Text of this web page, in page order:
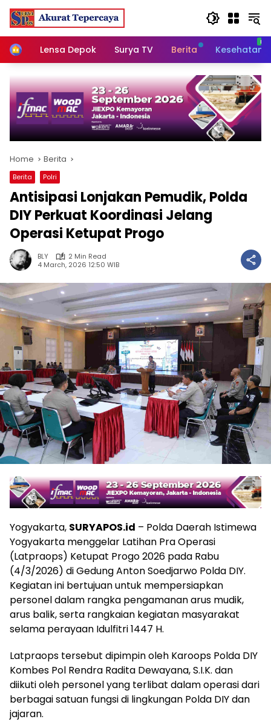
Skip
content
HomeLensa Depok Surya TV Berita Kesehatan
Home Berita
Berita Polri
Antisipasi Lonjakan Pemudik, Polda
DIY Perkuat Koordinasi Jelang
Operasi Ketupat Progo
BLY
2 Min Read
4 March, 2026 12:50 WIB
Yogyakarta, SURYAPOS.id – Polda Daerah Istimewa
Yogyakarta menggelar Latihan Pra Operasi
(Latpraops) Ketupat Progo 2026 pada Rabu
(4/3/2026) di Gedung Anton Soedjarwo Polda DIY.
Kegiatan ini bertujuan untuk mempersiapkan
personel dalam rangka pengamanan arus mudik,
arus balik, serta rangkaian kegiatan masyarakat
selama perayaan Idulfitri 1447 H.
Latpraops tersebut dipimpin oleh Karoops Polda DIY
Kombes Pol Rendra Radita Dewayana, S.I.K. dan
diikuti oleh personel yang terlibat dalam operasi dari
berbagai satuan fungsi di lingkungan Polda DIY dan
jajaran.